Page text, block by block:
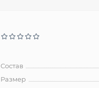
Состав
Размер